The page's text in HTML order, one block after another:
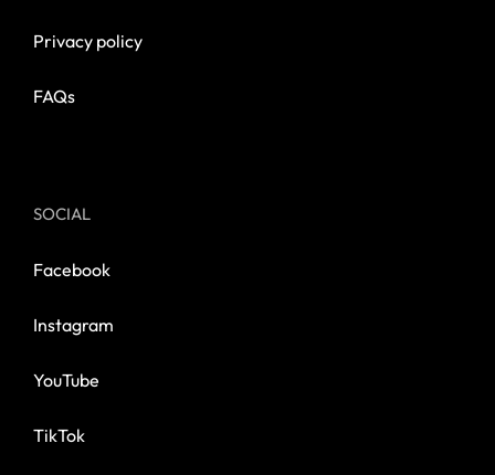
Privacy policy
FAQs
SOCIAL
Facebook
Instagram
YouTube
TikTok